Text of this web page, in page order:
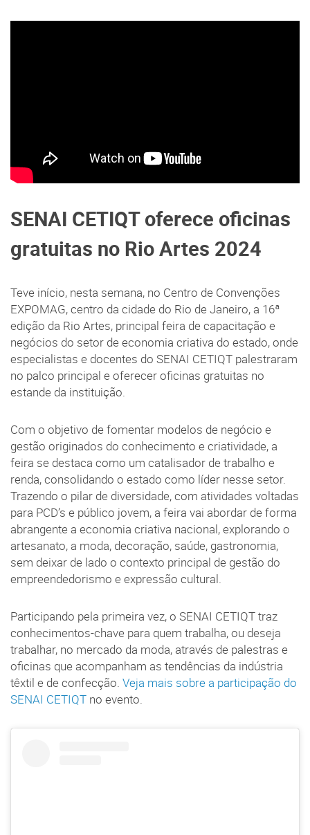
SENAI CETIQT oferece oficinas
gratuitas no Rio Artes 2024
Teve início, nesta semana, no Centro de Convenções
EXPOMAG, centro da cidade do Rio de Janeiro, a 16ª
edição da Rio Artes, principal feira de capacitação e
negócios do setor de economia criativa do estado, onde
especialistas e docentes do SENAI CETIQT palestraram
no palco principal e oferecer oficinas gratuitas no
estande da instituição.
Com o objetivo de fomentar modelos de negócio e
gestão originados do conhecimento e criatividade, a
feira se destaca como um catalisador de trabalho e
renda, consolidando o estado como líder nesse setor.
Trazendo o pilar de diversidade, com atividades voltadas
para PCD’s e público jovem, a feira vai abordar de forma
abrangente a economia criativa nacional, explorando o
artesanato, a moda, decoração, saúde, gastronomia,
sem deixar de lado o contexto principal de gestão do
empreendedorismo e expressão cultural.
Participando pela primeira vez, o SENAI CETIQT traz
conhecimentos-chave para quem trabalha, ou deseja
trabalhar, no mercado da moda, através de palestras e
oficinas que acompanham as tendências da indústria
têxtil e de confecção. Veja mais sobre a participação do
SENAI CETIQT no evento.